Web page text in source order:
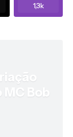
1,3k
MC Bob